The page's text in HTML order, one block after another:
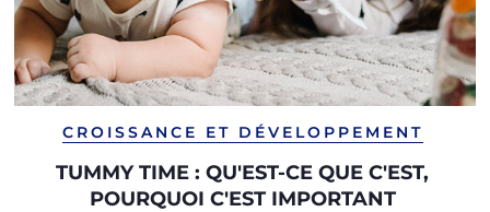
CROISSANCE ET DÉVELOPPEMENT
TUMMY TIME : QU'EST-CE QUE C'EST,
POURQUOI C'EST IMPORTANT